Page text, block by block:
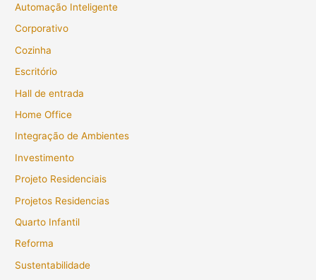
Automação Inteligente
Corporativo
Cozinha
Escritório
Hall de entrada
Home Office
Integração de Ambientes
Investimento
Projeto Residenciais
Projetos Residencias
Quarto Infantil
Reforma
Sustentabilidade